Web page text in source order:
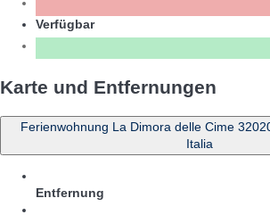
Verfügbar
Karte und Entfernungen
Ferienwohnung La Dimora delle Cime
Italia
Entfernung